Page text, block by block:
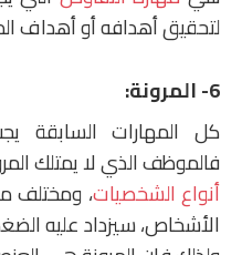
لتحقيق أهدافه أو أهداف
6- المرونة:
كل المهارات السابقة
فالموظف الذي لا يمتلك
أنواع الشخصيات، ومختلف
الأشخاص، سيزداد عليه